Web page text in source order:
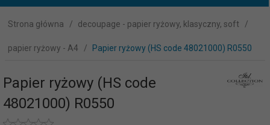
Strona główna decoupage - papier ryżowy, klasyczny, soft
papier ryżowy - A4 Papier ryżowy (HS code 48021000) R0550
Papier ryżowy (HS code
48021000) R0550